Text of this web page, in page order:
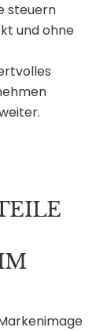
steuern
und ohne
E
D